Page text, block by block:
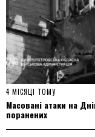
4 МІСЯЦІ ТОМУ
Масовані атаки на
поранених